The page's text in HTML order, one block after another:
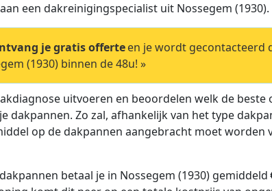
een dakreinigingspecialist uit Nossegem (1930).
je gratis offerteen je wordt gecontacteerd
(1930) binnen de 48u! »
uitvoeren en beoordelen welk de
dakpannen. Zo zal, afhankelijk van het type
op de dakpannen aangebracht moet worden
betaal je in Nossegem (1930) gemiddeld